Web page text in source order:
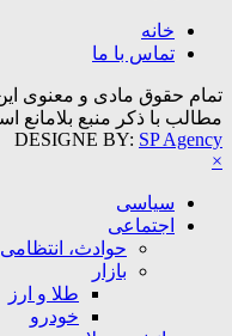
خانه
تماس با ما
تمام حقوق مادی و معنوی
مطالب با ذکر منبع بلامانع
DESIGNE BY: SP Agency
×
سیاسی
اجتماعی
حوادث، انتظامی
بازار
طلا و ارز
خودرو